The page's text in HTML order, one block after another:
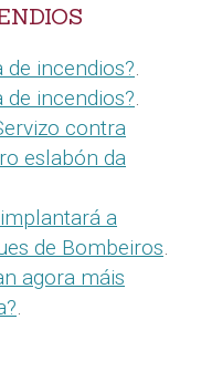
de incendios?
de incendios?
contra
eslabón da
a
de Bombeiros
agora máis